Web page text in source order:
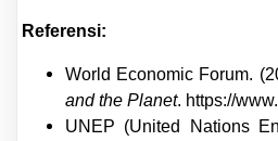
Referensi:
World Economic Forum.
and the Planet. https://
UNEP (United Nations